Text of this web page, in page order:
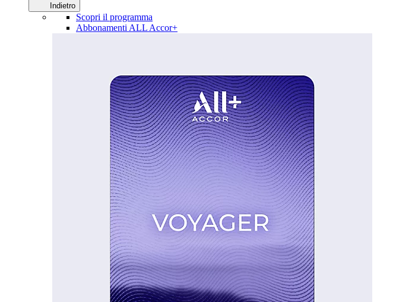
Indietro
Scopri il programma
Abbonamenti ALL Accor+